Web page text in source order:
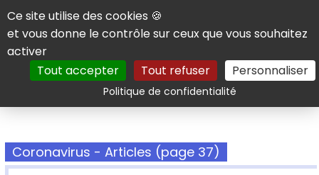
Panneau de gestion des cookies
Ce site utilise des cookies 🍪
et vous donne le contrôle sur ceux que vous souhaitez
activer
Tout accepter
Tout refuser Personnaliser
Politique de confidentialitéRechercher
Coronavirus - Articles (page 37)